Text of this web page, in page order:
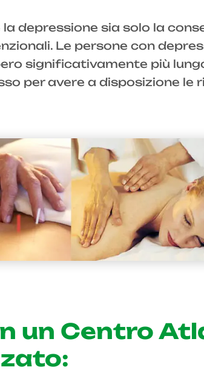
depressione sia solo la
Le persone con
significativamente più
per avere a disposizione le
un Centro